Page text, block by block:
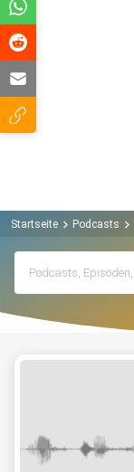
Startseite Podcasts